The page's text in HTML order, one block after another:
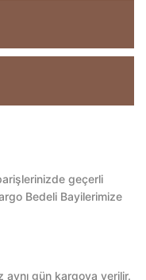
yapın!
geçerli
Bedeli Bayilerimize
gün kargoya verilir.